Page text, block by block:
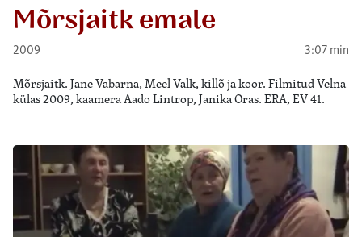
Mõrsjaitk emale
2009 3:07 min
Mõrsjaitk. Jane Vabarna, Meel Valk, killõ ja koor. Filmitud Velna
külas 2009, kaamera Aado Lintrop, Janika Oras. ERA, EV 41.